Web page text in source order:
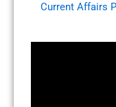
Current Affairs